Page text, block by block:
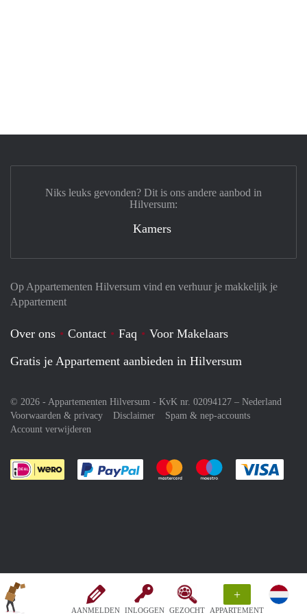
AANMELDEN INLOGGEN GEZOCHT
+
APPARTEMENT
Op Appartementen Hilversum vind en verhuur je makkelijk je
Appartement
Over ons Contact Faq
Voor Makelaars
Gratis je Appartement aanbieden in Hilversum
© 2026 - Appartementen Hilversum - KvK nr. 02094127 – Nederland
Voorwaarden & privacy
Disclaimer
Spam & nep-accounts
Account verwijderen
Je rekent gemakkelijk af met Paypal
Je rekent gemakkelijk af met
Je rekent
Niks leuks gevonden? Dit is ons andere aanbod in
Hilversum:
Kamers